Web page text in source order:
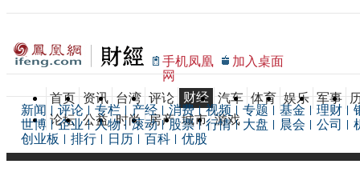
手机凤凰
网
加入桌面
首页 资讯 台湾 评论 财经 汽车 体育 娱乐 军事
论坛 公益 时尚 房产 城市 游戏
新闻 评论 专栏 产经 消费 视频 专题 基金 理财
世博
企业 人物 滚动 股票 行情 大盘 晨会 公司
创业板
排行 日历 百科 优股